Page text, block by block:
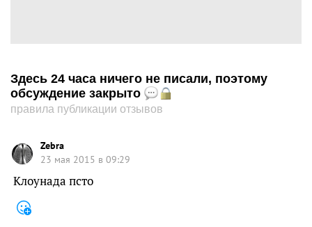
Здесь 24 часа ничего не писали, поэтому
обсуждение закрыто
правила публикации отзывов
Zebra
23 мая 2015 в 09:29
Клоунада псто